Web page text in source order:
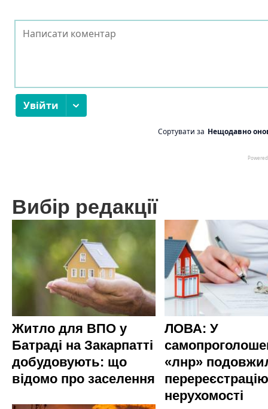
Вибір редакції
Житло для ВПО у
Батраді на Закарпатті
добудовують: що
відомо про заселення
ЛОВА: У
«лнр»
перереєстрацію
нерухомості